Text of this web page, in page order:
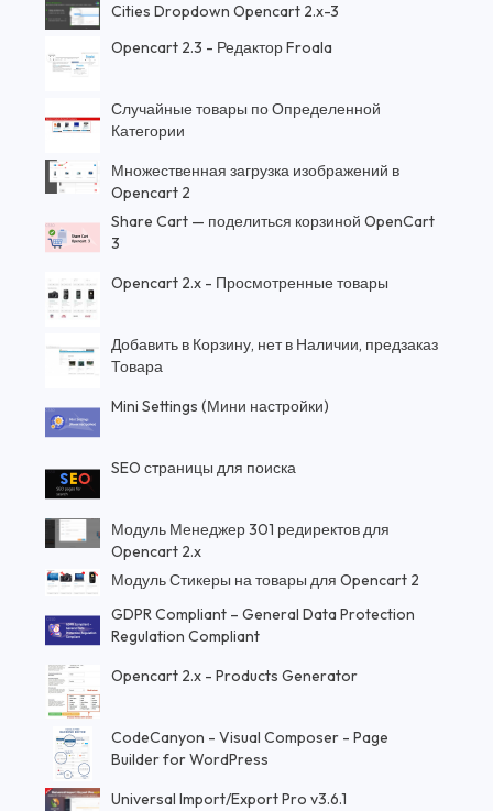
Cities Dropdown Opencart 2.x-3
Opencart 2.3 - Редактор Froala
Случайные товары по Определенной
Категории
Множественная загрузка изображений в
Opencart 2
Share Cart — поделиться корзиной OpenCart
3
Opencart 2.x - Просмотренные товары
Добавить в Корзину, нет в Наличии, предзаказ
Товара
Mini Settings (Мини настройки)
SEO страницы для поиска
Модуль Менеджер 301 редиректов для
Opencart 2.x
Модуль Стикеры на товары для Opencart 2
GDPR Compliant – General Data Protection
Regulation Compliant
Opencart 2.x - Products Generator
CodeCanyon - Visual Composer - Page
Builder for WordPress
Universal Import/Export Pro v3.6.1